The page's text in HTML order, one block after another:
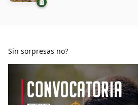
Sin sorpresas no?